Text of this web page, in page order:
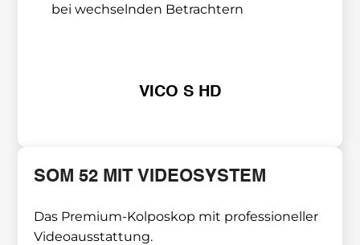
bei wechselnden Betrachtern
VICO S HD
SOM 52 MIT VIDEOSYSTEM
Das Premium-Kolposkop mit professioneller
Videoausstattung.